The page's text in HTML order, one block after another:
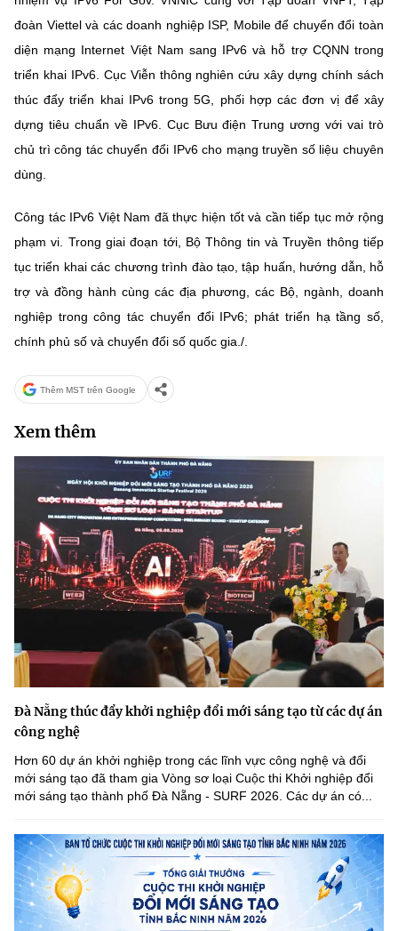
đoàn Viettel và các doanh nghiệp ISP, Mobile để chuyển đổi toàn
diện mạng Internet Việt Nam sang IPv6 và hỗ trợ CQNN trong
triển khai IPv6. Cục Viễn thông nghiên cứu xây dựng chính sách
thúc đẩy triển khai IPv6 trong 5G, phối hợp các đơn vị để xây
dựng tiêu chuẩn về IPv6. Cục Bưu điện Trung ương với vai trò
chủ trì công tác chuyển đổi IPv6 cho mạng truyền số liệu chuyên
dùng.
Công tác IPv6 Việt Nam đã thực hiện tốt và cần tiếp tục mở rộng
phạm vi. Trong giai đoạn tới, Bộ Thông tin và Truyền thông tiếp
tục triển khai các chương trình đào tạo, tập huấn, hướng dẫn, hỗ
trợ và đồng hành cùng các địa phương, các Bộ, ngành, doanh
nghiệp trong công tác chuyển đổi IPv6; phát triển hạ tầng số,
chính phủ số và chuyển đổi số quốc gia./.
Thêm MST trên Google
Xem thêm
Đà Nẵng thúc đẩy khởi nghiệp đổi mới sáng tạo từ các dự án
công nghệ
Hơn 60 dự án khởi nghiệp trong các lĩnh vực công nghệ và đổi
mới sáng tạo đã tham gia Vòng sơ loại Cuộc thi Khởi nghiệp đổi
mới sáng tạo thành phố Đà Nẵng - SURF 2026. Các dự án có...